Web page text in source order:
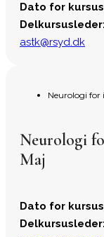
Dato for
Delkursusleder:
astk@rsyd.dk
Neurologi for
Neurologi
Maj
Dato for
Delkursusleder: